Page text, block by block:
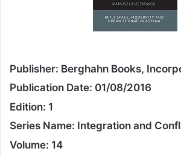
Publisher: Berghahn Books,
Publication Date: 01/08/2016
Edition: 1
Series Name: Integration and
Volume: 14